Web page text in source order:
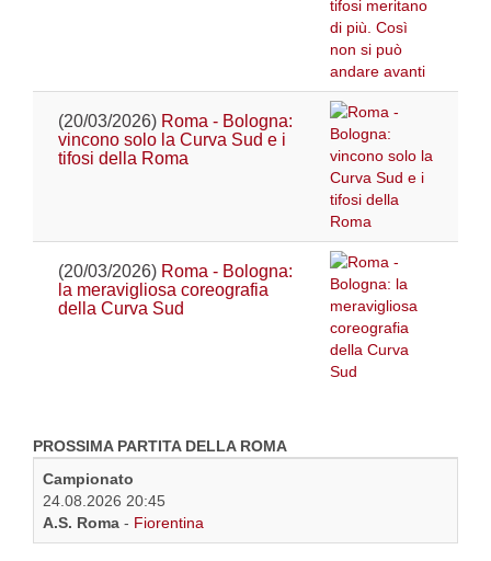
(20/03/2026) Roma - Bologna:
vincono solo la Curva Sud e i
tifosi della Roma
(20/03/2026) Roma - Bologna:
la meravigliosa coreografia
della Curva Sud
PROSSIMA PARTITA DELLA ROMA
Campionato
24.08.2026 20:45
A.S. Roma - Fiorentina